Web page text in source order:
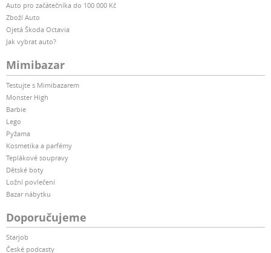
Auto pro začátečníka do 100 000 Kč
Zboží Auto
Ojetá Škoda Octavia
Jak vybrat auto?
Mimibazar
Testujte s Mimibazarem
Monster High
Barbie
Lego
Pyžama
Kosmetika a parfémy
Teplákové soupravy
Dětské boty
Ložní povlečení
Bazar nábytku
Doporučujeme
Starjob
České podcasty